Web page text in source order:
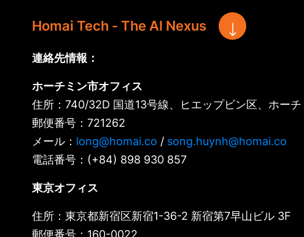
Homai Tech - The AI Nexus
連絡先情報：
ホーチミン市オフィス
住所：740/32D 国道13号線、ヒエップビン区、ホー
郵便番号：721262
メール： long@homai.co / song.huynh@homai.co
電話番号：(+84) 898 930 857
東京オフィス
住所：東京都新宿区新宿1-36-2 新宿第7早山ビル 3F
郵便番号：160-0022